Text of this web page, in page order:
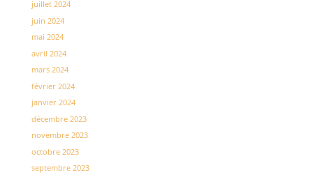
juillet 2024
juin 2024
mai 2024
avril 2024
mars 2024
février 2024
janvier 2024
décembre 2023
novembre 2023
octobre 2023
septembre 2023